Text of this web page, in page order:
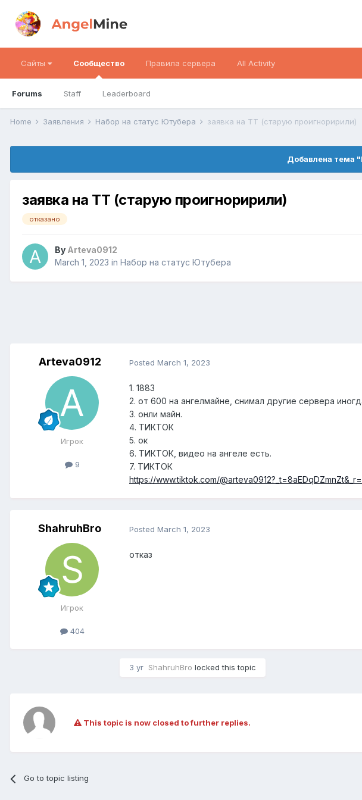
Сайты Сообщество
Forums Staff Leaderboard
Правила сервера All Activity
Home Заявления Набор на статус Ютубера заявка на ТТ (старую проигноририли)
Добавлена тема
заявка на ТТ (старую проигноририли)
отказано
By Arteva0912
March 1, 2023 in Набор на статус Ютубера
Arteva0912
Игрок
9
Posted March 1, 2023
1. 1883
2. от 600 на ангелмайне, снимал другие сервера
3. онли майн.
4. ТИКТОК
5. ок
6. ТИКТОК, видео на ангеле есть.
7. ТИКТОК
https://www.tiktok.com/
ShahruhBro
Игрок
404
Posted March 1, 2023
отказ
3 yr ShahruhBro locked this topic
This topic is now closed to further replies.
Go to topic listing